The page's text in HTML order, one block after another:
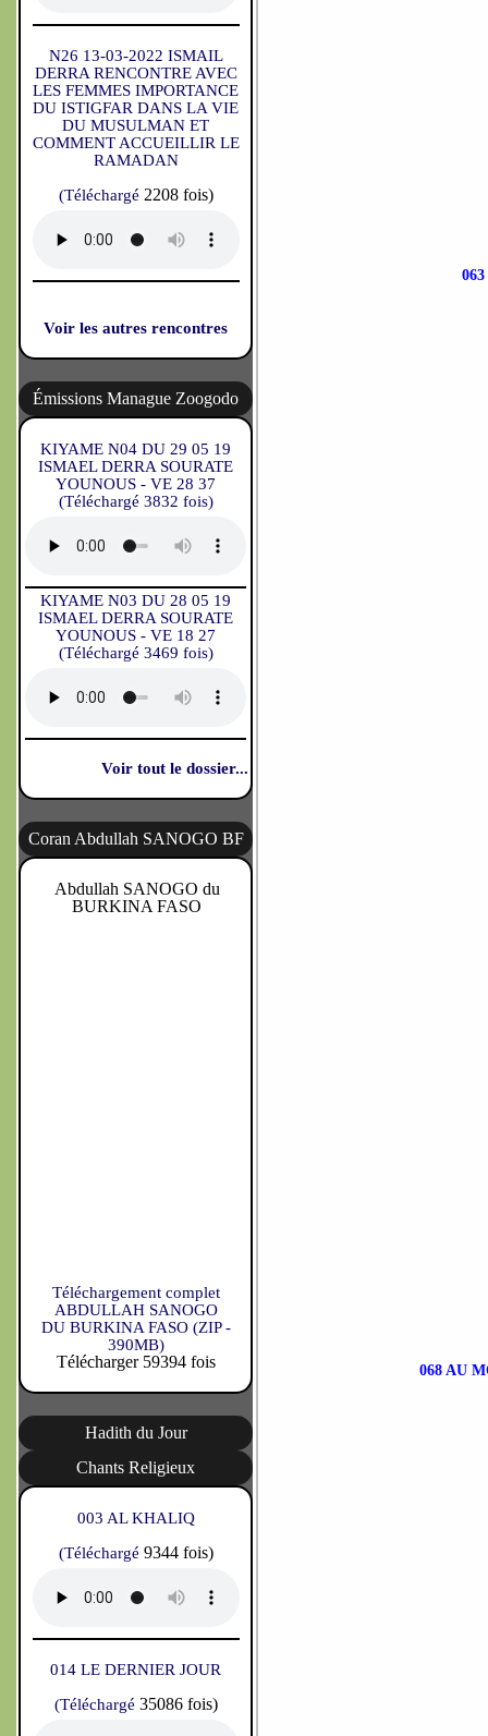
N26 13-03-2022 ISMAIL
DERRA RENCONTRE AVEC
LES FEMMES IMPORTANCE
DU ISTIGFAR DANS LA VIE
DU MUSULMAN ET
COMMENT ACCUEILLIR LE
RAMADAN
(Téléchargé 2208 fois)
Voir les autres rencontres
Émissions Manague Zoogodo
KIYAME N04 DU 29 05 19
ISMAEL DERRA SOURATE
YOUNOUS - VE 28 37
(Téléchargé 3832 fois)
KIYAME N03 DU 28 05 19
ISMAEL DERRA SOURATE
YOUNOUS - VE 18 27
(Téléchargé 3469 fois)
Voir tout le dossier...
Coran Abdullah SANOGO BF
Abdullah SANOGO du
BURKINA FASO
Téléchargement complet
ABDULLAH SANOGO
DU BURKINA FASO (ZIP -
390MB)
Télécharger 59394 fois
Hadith du Jour
Chants Religieux
003 AL KHALIQ
(Téléchargé 9344 fois)
014 LE DERNIER JOUR
(Téléchargé 35086 fois)
068 AU